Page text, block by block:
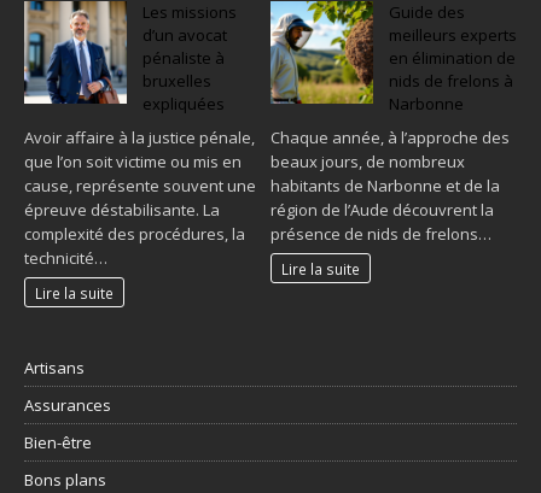
Les missions
d’un avocat
pénaliste à
bruxelles
expliquées
Avoir affaire à la justice pénale,
que l’on soit victime ou mis en
cause, représente souvent une
épreuve déstabilisante. La
complexité des procédures, la
technicité…
Lire la suite
Guide des
meilleurs experts
en élimination de
nids de frelons à
Narbonne
Chaque année, à l’approche des
beaux jours, de nombreux
habitants de Narbonne et de la
région de l’Aude découvrent la
présence de nids de frelons…
Lire la suite
Artisans
Assurances
Bien-être
Bons plans